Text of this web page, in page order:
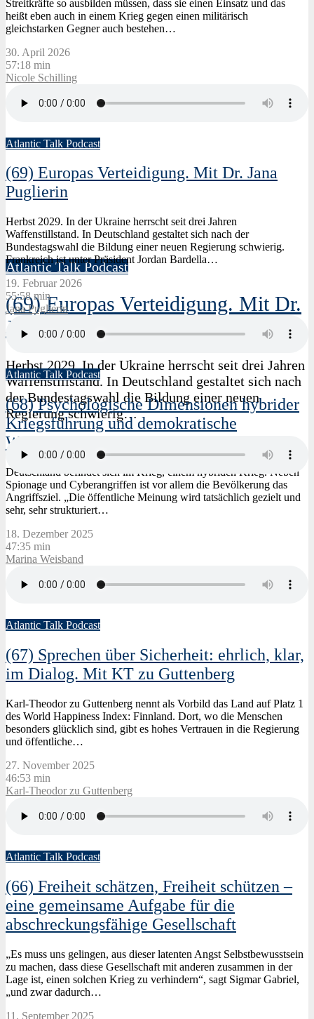
30. April 2026
Nicole Schilling
Atlantic Talk Podcast
(69) Europas Verteidigung. Mit Dr.
Jana Puglierin
Herbst 2029. In der Ukraine herrscht seit drei Jahren
Waffenstillstand. In Deutschland gestaltet sich nach
der Bundestagswahl die Bildung einer neuen
Regierung schwierig…
19. Februar 2026
Jana Puglierin
Streitkräfte so ausbilden müssen, dass sie einen Einsatz und das
heißt eben auch in einem Krieg gegen einen militärisch
gleichstarken Gegner auch bestehen…
30. April 2026
57:18 min
Nicole Schilling
Atlantic Talk Podcast
(69) Europas Verteidigung. Mit Dr. Jana
Puglierin
Herbst 2029. In der Ukraine herrscht seit drei Jahren
Waffenstillstand. In Deutschland gestaltet sich nach der
Bundestagswahl die Bildung einer neuen Regierung schwierig.
Frankreich ist unter Präsident Jordan Bardella…
19. Februar 2026
55:58 min
Jana Puglierin
Atlantic Talk Podcast
(68) Psychologische Dimensionen hybrider
Kriegsführung und demokratische
Widerstandskraft. Mit Marina Weisband
Deutschland befindet sich im Krieg, einem hybriden Krieg. Neben
Spionage und Cyberangriffen ist vor allem die Bevölkerung das
Angriffsziel. „Die öffentliche Meinung wird tatsächlich gezielt und
sehr, sehr strukturiert…
18. Dezember 2025
47:35 min
Marina Weisband
Atlantic Talk Podcast
(67) Sprechen über Sicherheit: ehrlich, klar,
im Dialog. Mit KT zu Guttenberg
Karl-Theodor zu Guttenberg nennt als Vorbild das Land auf Platz 1
des World Happiness Index: Finnland. Dort, wo die Menschen
besonders glücklich sind, gibt es hohes Vertrauen in die Regierung
und öffentliche…
27. November 2025
46:53 min
Karl-Theodor zu Guttenberg
Atlantic Talk Podcast
(66) Freiheit schätzen, Freiheit schützen –
eine gemeinsame Aufgabe für die
abschreckungsfähige Gesellschaft
„Es muss uns gelingen, aus dieser latenten Angst Selbstbewusstsein
zu machen, dass diese Gesellschaft mit anderen zusammen in der
Lage ist, einen solchen Krieg zu verhindern“, sagt Sigmar Gabriel,
„und zwar dadurch…
11. September 2025